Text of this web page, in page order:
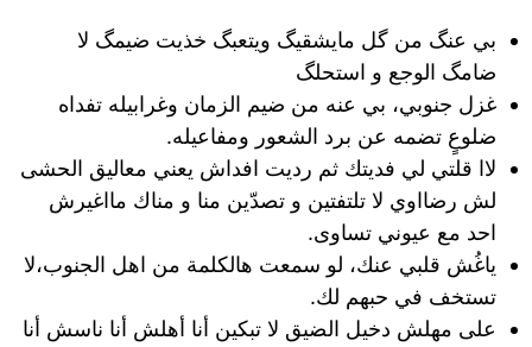
بي عنگ من گل مايشقيگ ويتعبگ خذيت ضيمگ لا
ضامگ الوجع و استحلگ
غزل جنوبي، بي عنه من ضيم الزمان وغرابيله تفداه
ضلوعٍ تضمه عن برد الشعور ومفاعيله.
لاا قلتي لي فديتك ثم رديت افداش يعني معاليق الحشى
لش رضااوي لا تلتفتين و تصدّين منا و مناك مااغيرش
احد مع عيوني تساوى.
ياغُش قلبي عنك، لو سمعت هالكلمة من اهل الجنوب،لا
تستخف في حبهم لك.
على مهلش دخيل الضيق لا تبكين أنا أهلش أنا ناسش أنا